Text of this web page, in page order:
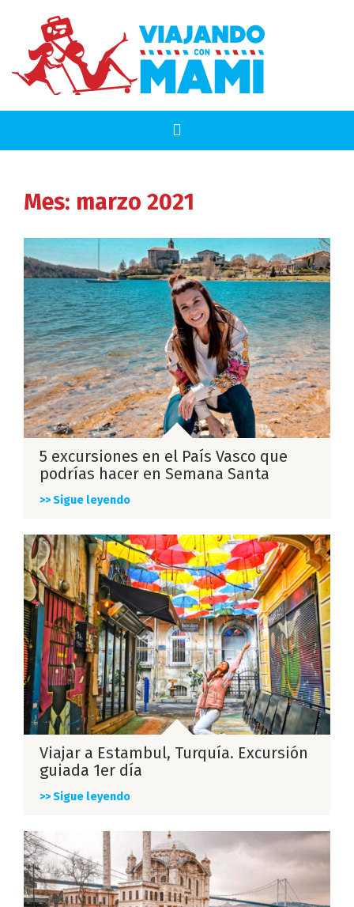
Mes: marzo 2021
5 excursiones en el País Vasco que
podrías hacer en Semana Santa
>> Sigue leyendo
Viajar a Estambul, Turquía. Excursión
guiada 1er día
>> Sigue leyendo